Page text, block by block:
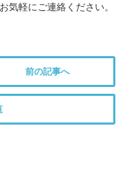
気軽にご連絡ください。
前の記事へ